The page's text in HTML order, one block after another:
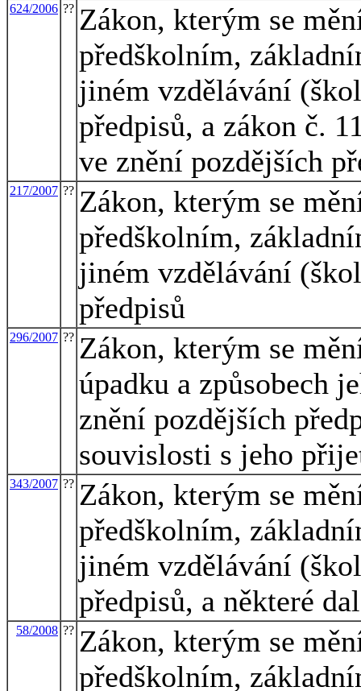
624/2006 ?? Zákon, kterým se
předškolním,
jiném vzdělávání
předpisů, a zákon č.
ve znění pozdějších
217/2007 ?? Zákon, kterým se
předškolním,
jiném vzdělávání
předpisů
296/2007 ?? Zákon, kterým se
úpadku a způsobech
znění pozdějších
souvislosti s jeho
343/2007 ?? Zákon, kterým se
předškolním,
jiném vzdělávání
předpisů, a některé
58/2008 ?? Zákon, kterým se
předškolním,